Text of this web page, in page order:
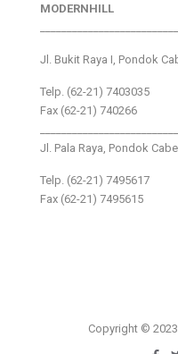
MODERNHILL
Jl. Bukit Raya I, Pondok
Telp. (62-21) 7403035
Fax (62-21) 740266
Jl. Pala Raya, Pondok
Telp. (62-21) 7495617
Fax (62-21) 7495615
Copyright ©